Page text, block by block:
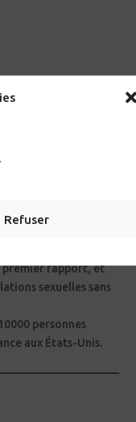
Refuser
rapport, et
sexuelles sans
personnes
aux États-Unis.